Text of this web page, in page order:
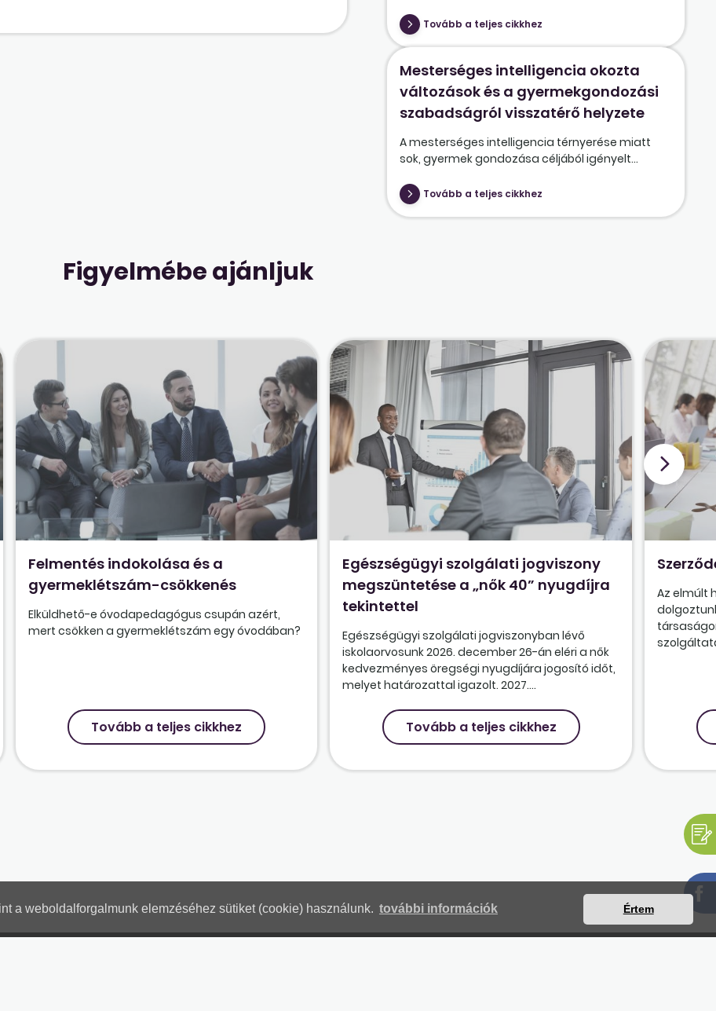
a weboldalforgalmunk elemzéséhez sütiket (cookie) használunk. további információk Értem
Tovább a teljes cikkhez
Mesterséges intelligencia okozta
változások és a gyermekgondozási
szabadságról visszatérő helyzete
A mesterséges intelligencia térnyerése miatt
sok, gyermek gondozása céljából igényelt...
Tovább a teljes cikkhez
Figyelmébe ajánljuk
Felmentés indokolása és a
gyermeklétszám-csökkenés
Elküldhető-e óvodapedagógus csupán azért,
mert csökken a gyermeklétszám egy óvodában?
Tovább a teljes cikkhez
Egészségügyi szolgálati jogviszony
megszüntetése a „nők 40” nyugdíjra
tekintettel
Egészségügyi szolgálati jogviszonyban lévő
iskolaorvosunk 2026. december 26-án eléri a nők
kedvezményes öregségi nyugdíjára jogosító időt,
melyet határozattal igazolt. 2027....
Tovább a teljes cikkhez
Az elmúlt